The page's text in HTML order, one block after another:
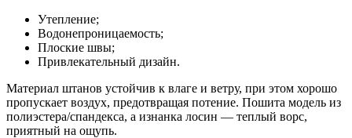
Утепление;
Водонепроницаемость;
Плоские швы;
Привлекательный дизайн.
Материал штанов устойчив к влаге и ветру, при этом хорошо
пропускает воздух, предотвращая потение. Пошита модель из
полиэстера/спандекса, а изнанка лосин — теплый ворс,
приятный на ощупь.